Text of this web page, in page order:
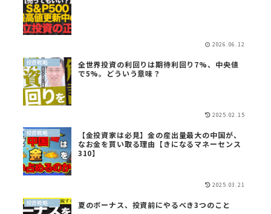
2026.06.12
投資戦略（全世界投資）
全世界投資の利回りは期待利回り7%、中央値
で5%。どういう意味？
2025.02.15
投資戦略（全世界投資）
【金投資家は必見】金の産出量最大の中国が、
なお金を買い取る理由【きになるマネーセンス
310】
2025.03.21
投資戦略（全世界投資） 夏のボーナス、投資前にやるべき3つのこと